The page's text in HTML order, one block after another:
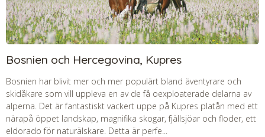
Bosnien och Hercegovina, Kupres
Bosnien har blivit mer och mer populärt bland äventyrare och
skidåkare som vill uppleva en av de få oexploaterade delarna av
alperna. Det är fantastiskt vackert uppe på Kupres platån med ett
närapå öppet landskap, magnifika skogar, fjällsjöar och floder, ett
eldorado för naturälskare. Detta är perfe...